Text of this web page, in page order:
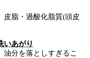
皮脂・過酸化脂質(頭皮
いあがり
分を落としすぎるこ